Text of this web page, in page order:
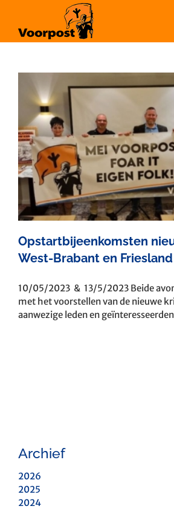
inhoud
Opstartbijeenkomsten
West-Brabant en Friesland
10/05/2023 & 13/5/2023 Beide
met het voorstellen van de nieuwe
aanwezige leden en
Archief
2026
2025
2024